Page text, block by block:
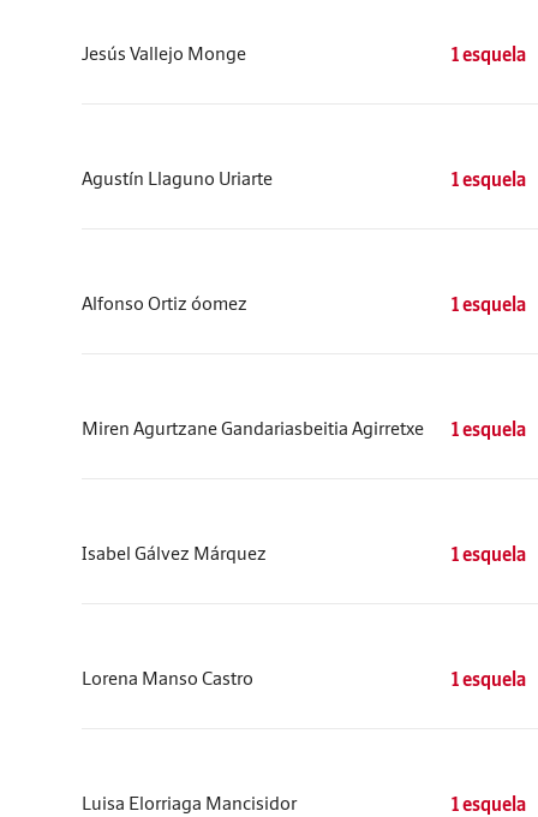
Jesús Vallejo Monge 1 esquela
Agustín Llaguno Uriarte 1 esquela
Alfonso Ortiz óomez 1 esquela
Miren Agurtzane Gandariasbeitia Agirretxe 1 esquela
Isabel Gálvez Márquez 1 esquela
Lorena Manso Castro 1 esquela
Luisa Elorriaga Mancisidor 1 esquela